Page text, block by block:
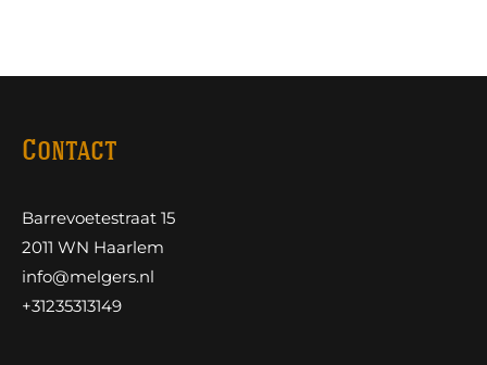
Contact
Barrevoetestraat 15
2011 WN Haarlem
info@melgers.nl
+31235313149